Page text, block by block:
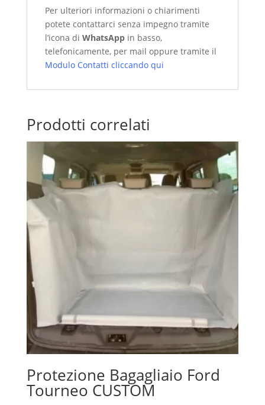
Per ulteriori informazioni o chiarimenti
potete contattarci senza impegno tramite
l’icona di WhatsAppin basso,
telefonicamente, per mail oppure tramite il
Modulo Contatti cliccando qui
Prodotti correlati
Protezione Bagagliaio Ford
Tourneo CUSTOM